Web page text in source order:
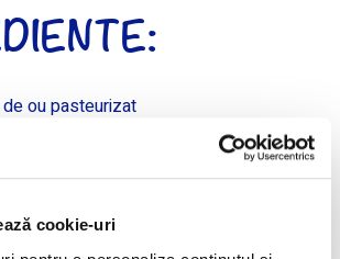
cookie-uri
ou pasteurizat
Hochland Crème Clasic (1 cutie
de 200 g)
pentru frișcă 35%